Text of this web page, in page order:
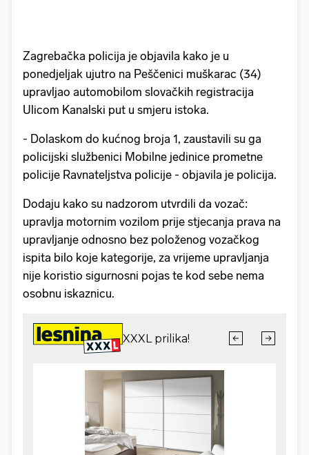
Zagrebačka policija je objavila kako je u
ponedjeljak ujutro na Peščenici muškarac (34)
upravljao automobilom slovačkih registracija
Ulicom Kanalski put u smjeru istoka.
- Dolaskom do kućnog broja 1, zaustavili su ga
policijski službenici Mobilne jedinice prometne
policije Ravnateljstva policije - objavila je policija.
Dodaju kako su nadzorom utvrdili da vozač:
upravlja motornim vozilom prije stjecanja prava na
upravljanje odnosno bez položenog vozačkog
ispita bilo koje kategorije, za vrijeme upravljanja
nije koristio sigurnosni pojas te kod sebe nema
osobnu iskaznicu.